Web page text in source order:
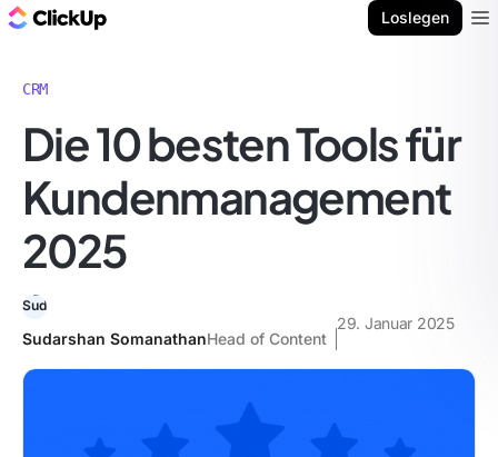
Loslegen
CRM
Die 10 besten Tools für
Kundenmanagement
2025
Sudarshan SomanathanHead of Content
29. Januar 2025